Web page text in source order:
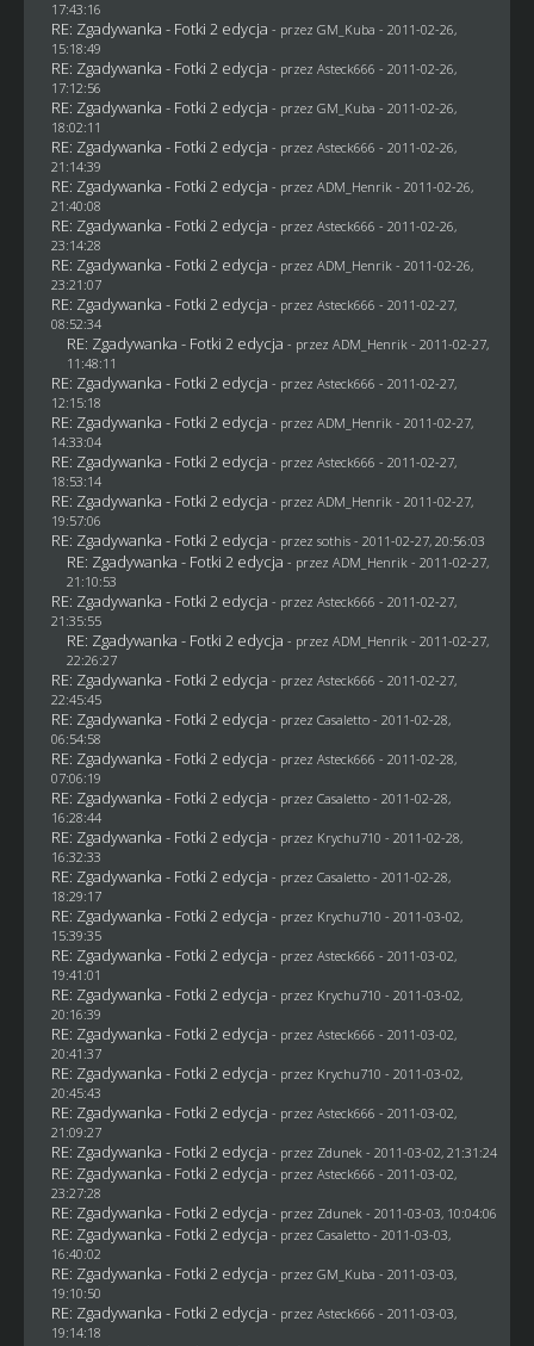
17:43:16
RE: Zgadywanka - Fotki 2 edycja - przez GM_Kuba - 2011-02-26,
15:18:49
RE: Zgadywanka - Fotki 2 edycja - przez Asteck666 - 2011-02-26,
17:12:56
RE: Zgadywanka - Fotki 2 edycja - przez GM_Kuba - 2011-02-26,
18:02:11
RE: Zgadywanka - Fotki 2 edycja - przez Asteck666 - 2011-02-26,
21:14:39
RE: Zgadywanka - Fotki 2 edycja - przez ADM_Henrik - 2011-02-26,
21:40:08
RE: Zgadywanka - Fotki 2 edycja - przez Asteck666 - 2011-02-26,
23:14:28
RE: Zgadywanka - Fotki 2 edycja - przez ADM_Henrik - 2011-02-26,
23:21:07
RE: Zgadywanka - Fotki 2 edycja - przez Asteck666 - 2011-02-27,
08:52:34
RE: Zgadywanka - Fotki 2 edycja - przez ADM_Henrik - 2011-02-27,
11:48:11
RE: Zgadywanka - Fotki 2 edycja - przez Asteck666 - 2011-02-27,
12:15:18
RE: Zgadywanka - Fotki 2 edycja - przez ADM_Henrik - 2011-02-27,
14:33:04
RE: Zgadywanka - Fotki 2 edycja - przez Asteck666 - 2011-02-27,
18:53:14
RE: Zgadywanka - Fotki 2 edycja - przez ADM_Henrik - 2011-02-27,
19:57:06
RE: Zgadywanka - Fotki 2 edycja - przez sothis- 2011-02-27, 20:56:03
RE: Zgadywanka - Fotki 2 edycja - przez ADM_Henrik - 2011-02-27,
21:10:53
RE: Zgadywanka - Fotki 2 edycja - przez Asteck666 - 2011-02-27,
21:35:55
RE: Zgadywanka - Fotki 2 edycja - przez ADM_Henrik - 2011-02-27,
22:26:27
RE: Zgadywanka - Fotki 2 edycja - przez Asteck666 - 2011-02-27,
22:45:45
RE: Zgadywanka - Fotki 2 edycja - przez Casaletto- 2011-02-28,
06:54:58
RE: Zgadywanka - Fotki 2 edycja - przez Asteck666 - 2011-02-28,
07:06:19
RE: Zgadywanka - Fotki 2 edycja - przez Casaletto- 2011-02-28,
16:28:44
RE: Zgadywanka - Fotki 2 edycja - przez Krychu710 - 2011-02-28,
16:32:33
RE: Zgadywanka - Fotki 2 edycja - przez Casaletto- 2011-02-28,
18:29:17
RE: Zgadywanka - Fotki 2 edycja - przez Krychu710 - 2011-03-02,
15:39:35
RE: Zgadywanka - Fotki 2 edycja - przez Asteck666 - 2011-03-02,
19:41:01
RE: Zgadywanka - Fotki 2 edycja - przez Krychu710 - 2011-03-02,
20:16:39
RE: Zgadywanka - Fotki 2 edycja - przez Asteck666 - 2011-03-02,
20:41:37
RE: Zgadywanka - Fotki 2 edycja - przez Krychu710 - 2011-03-02,
20:45:43
RE: Zgadywanka - Fotki 2 edycja - przez Asteck666 - 2011-03-02,
21:09:27
RE: Zgadywanka - Fotki 2 edycja - przez Zdunek - 2011-03-02, 21:31:24
RE: Zgadywanka - Fotki 2 edycja - przez Asteck666 - 2011-03-02,
23:27:28
RE: Zgadywanka - Fotki 2 edycja - przez Zdunek - 2011-03-03, 10:04:06
RE: Zgadywanka - Fotki 2 edycja - przez Casaletto- 2011-03-03,
16:40:02
RE: Zgadywanka - Fotki 2 edycja - przez GM_Kuba - 2011-03-03,
19:10:50
RE: Zgadywanka - Fotki 2 edycja - przez Asteck666 - 2011-03-03,
19:14:18